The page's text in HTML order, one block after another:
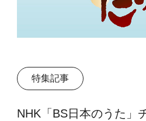
特集記事
NHK「BS日本のうた」